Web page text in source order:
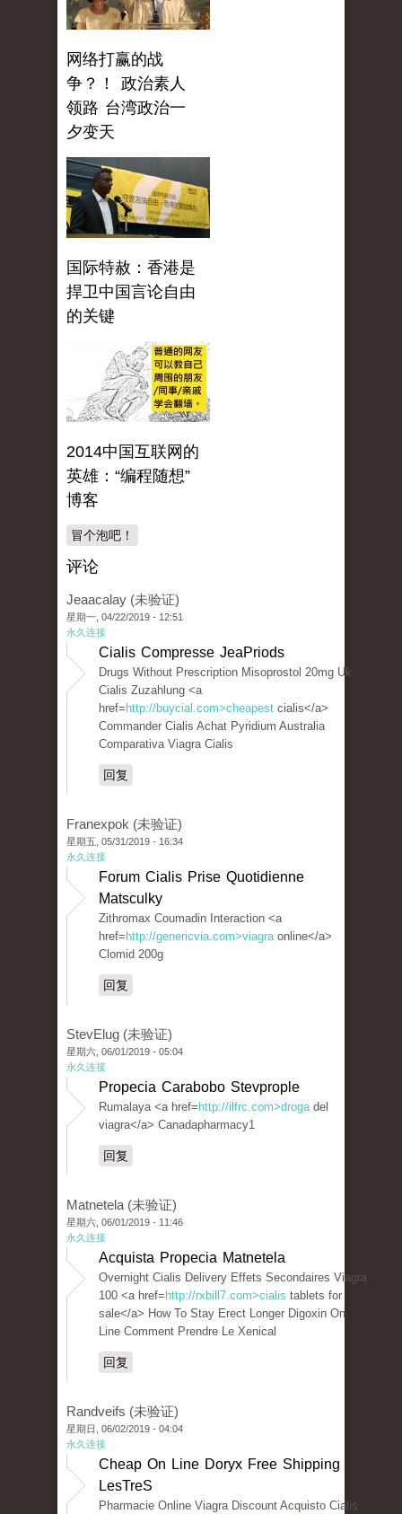
网络打赢的战
争？！ 政治素人
领路 台湾政治一
夕变天
国际特赦：香港是
捍卫中国言论自由
的关键
2014中国互联网的
英雄：“编程随想”
博客
冒个泡吧！
评论
Jeaacalay (未验证)
星期一, 04/22/2019 - 12:51
永久连接
Cialis Compresse JeaPriods
Drugs Without Prescription Misoprostol 20mg Uk
Cialis Zuzahlung <a
href= http://buycial.com>cheapest cialis</a>
Commander Cialis Achat Pyridium Australia
Comparativa Viagra Cialis
回复
Franexpok (未验证)
星期五, 05/31/2019 - 16:34
永久连接
Forum Cialis Prise Quotidienne
Matsculky
Zithromax Coumadin Interaction <a
href= http://genericvia.com>viagraonline</a>
Clomid 200g
回复
StevElug (未验证)
星期六, 06/01/2019 - 05:04
永久连接
Propecia Carabobo Stevprople
Rumalaya <a href= http://ilfrc.com>drogadel
viagra</a> Canadapharmacy1
回复
Matnetela (未验证)
星期六, 06/01/2019 - 11:46
永久连接
Acquista Propecia Matnetela
Overnight Cialis Delivery Effets Secondaires Viagra
100 <a href= http://rxbill7.com>cialis tablets for
sale</a> How To Stay Erect Longer Digoxin On
Line Comment Prendre Le Xenical
回复
Randveifs (未验证)
星期日, 06/02/2019 - 04:04
永久连接
Cheap On Line Doryx Free Shipping
LesTreS
Pharmacie Online Viagra Discount Acquisto Cialis